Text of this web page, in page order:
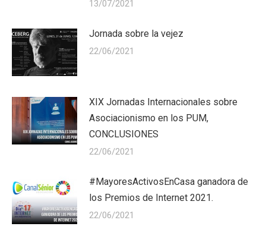
13/07/2021
Jornada sobre la vejez
22/06/2021
XIX Jornadas Internacionales sobre
Asociacionismo en los PUM,
CONCLUSIONES
22/06/2021
#MayoresActivosEnCasa ganadora de
los Premios de Internet 2021.
22/06/2021